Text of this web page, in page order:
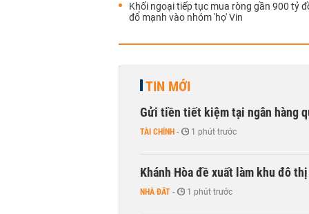
Khối ngoại tiếp tục mua ròng gần 900 tỷ
đổ mạnh vào nhóm 'họ' Vin
TIN MỚI
Gửi tiền tiết kiệm tại ngân hàng
TÀI CHÍNH - 1 phút trước
Khánh Hòa đề xuất làm khu đô
NHÀ ĐẤT - 1 phút trước